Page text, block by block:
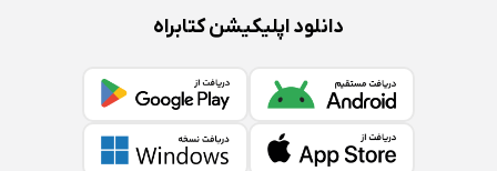
دانلود اپلیکیشن کتابراه